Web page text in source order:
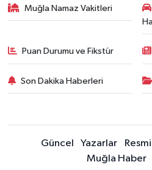
Muğla Namaz Vakitleri
Puan Durumu ve Fikstür
Son Dakika Haberleri
Güncel Yazarlar
Muğla Haber